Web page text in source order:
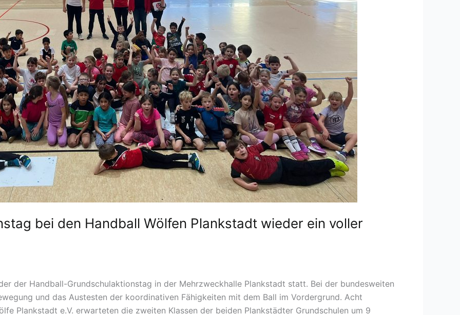
bei den Handball Wölfen Plankstadt wieder ein voller
der Handball-Grundschulaktionstag in der Mehrzweckhalle Plankstadt statt. Bei der bundesweiten
und das Austesten der koordinativen Fähigkeiten mit dem Ball im Vordergrund. Acht
Plankstadt e.V. erwarteten die zweiten Klassen der beiden Plankstädter Grundschulen um 9